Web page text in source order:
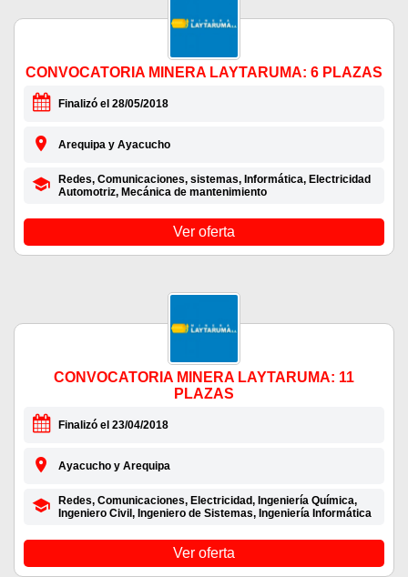
CONVOCATORIA MINERA LAYTARUMA: 6 PLAZAS
Finalizó el 28/05/2018
Arequipa y Ayacucho
Redes, Comunicaciones, sistemas, Informática, Electricidad
Automotriz, Mecánica de mantenimiento
Ver oferta
CONVOCATORIA MINERA LAYTARUMA: 11
PLAZAS
Finalizó el 23/04/2018
Ayacucho y Arequipa
Redes, Comunicaciones, Electricidad, Ingeniería Química,
Ingeniero Civil, Ingeniero de Sistemas, Ingeniería Informática
Ver oferta